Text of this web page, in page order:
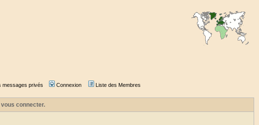
messages privés Connexion Liste des Membres
connecter.